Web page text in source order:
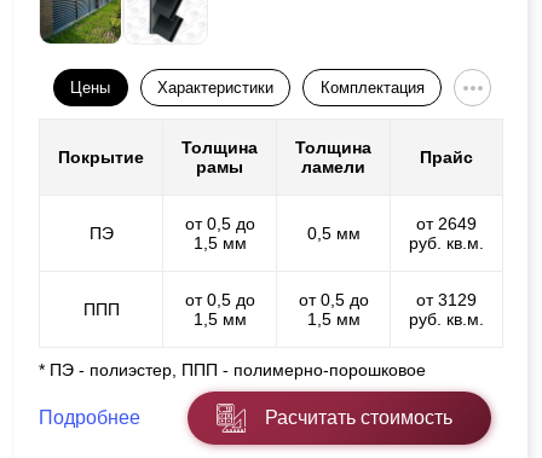
Цены Характеристики Комплектация
Покрытие
Толщина
рамы
Толщина
ламели
Прайс
ПЭ
от 0,5 до
1,5 мм
0,5 мм
от 2649
руб. кв.м.
ППП
от 0,5 до
1,5 мм
от 0,5 до
1,5 мм
от 3129
руб. кв.м.
* ПЭ - полиэстер, ППП - полимерно-порошковое
Подробнее Расчитать стоимость